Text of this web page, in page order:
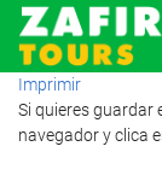
Imprimir
Si quieres guardar
navegador y clica